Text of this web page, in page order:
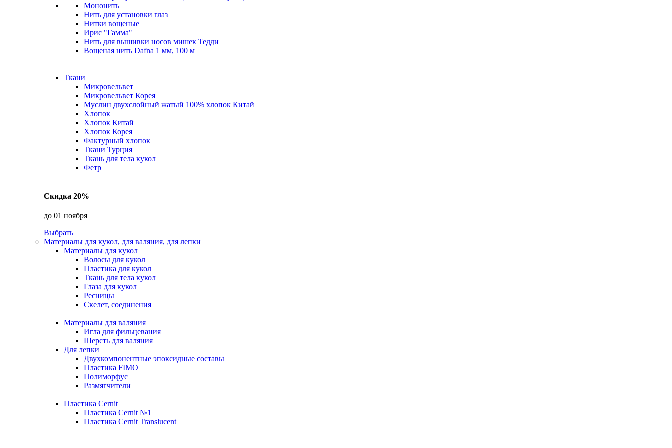
Мононить
Нить для установки глаз
Нитки вощеные
Ирис "Гамма"
Нить для вышивки носов мишек Тедди
Вощеная нить Dafna 1 мм, 100 м
Ткани
Микровельвет
Микровельвет Корея
Муслин двухслойный жатый 100% хлопок Китай
Хлопок
Хлопок Китай
Хлопок Корея
Фактурный хлопок
Ткани Турция
Ткань для тела кукол
Фетр
Скидка 20%
до 01 ноября
Выбрать
Материалы для кукол, для валяния, для лепки
Материалы для кукол
Волосы для кукол
Пластика для кукол
Ткань для тела кукол
Глаза для кукол
Ресницы
Скелет, соединения
Материалы для валяния
Игла для фильцевания
Шерсть для валяния
Для лепки
Двухкомпонентные эпоксидные составы
Пластика FIMO
Полиморфус
Размягчители
Пластика Cernit
Пластика Cernit №1
Пластика Cernit Translucent